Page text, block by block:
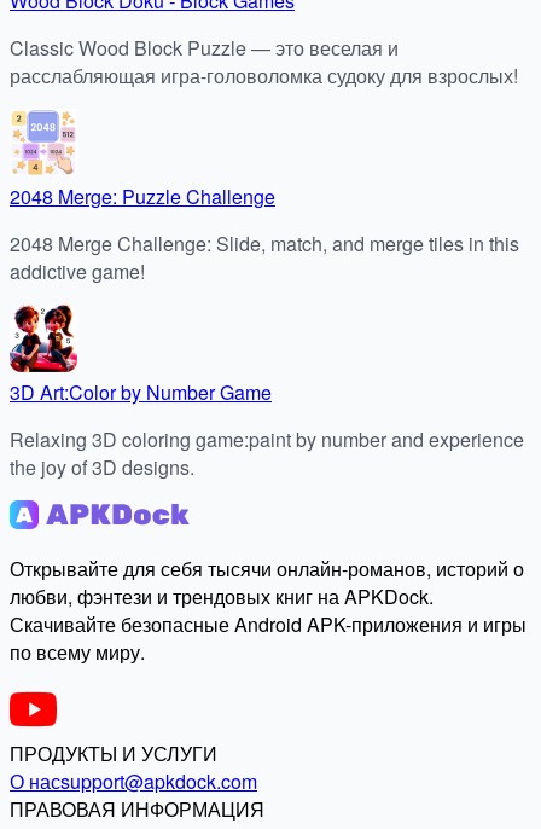
Classic Wood Block Puzzle — это веселая и
расслабляющая игра-головоломка судоку для взрослых!
2048 Merge: Puzzle Challenge
2048 Merge Challenge: Slide, match, and merge tiles in this
addictive game!
3D Art:Color by Number Game
Relaxing 3D coloring game:paint by number and experience
the joy of 3D designs.
Открывайте для себя тысячи онлайн-романов, историй о
любви, фэнтези и трендовых книг на APKDock.
Скачивайте безопасные Android APK-приложения и игры
по всему миру.
ПРОДУКТЫ И УСЛУГИ
О насsupport@apkdock.com
ПРАВОВАЯ ИНФОРМАЦИЯ